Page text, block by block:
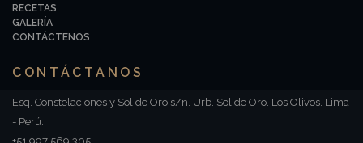
RECETAS
GALERÍA
CONTÁCTENOS
CONTÁCTANOS
Esq. Constelaciones y Sol de Oro s/n. Urb. Sol de Oro. Los Olivos. Lima
- Perú.